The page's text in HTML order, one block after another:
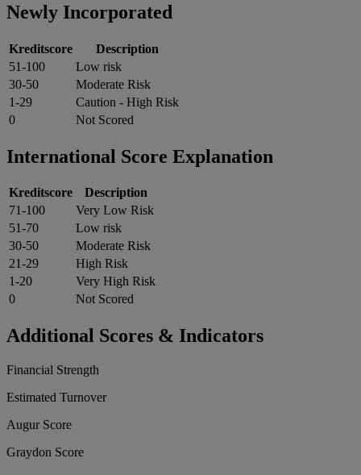
Newly Incorporated
Kreditscore
Description
51-100
Low risk
30-50
Moderate Risk
1-29
Caution - High Risk
0
Not Scored
International Score Explanation
Kreditscore
Description
71-100
Very Low Risk
51-70
Low risk
30-50
Moderate Risk
21-29
High Risk
1-20
Very High Risk
0
Not Scored
Additional Scores & Indicators
Financial Strength
Estimated Turnover
Augur Score
Graydon Score